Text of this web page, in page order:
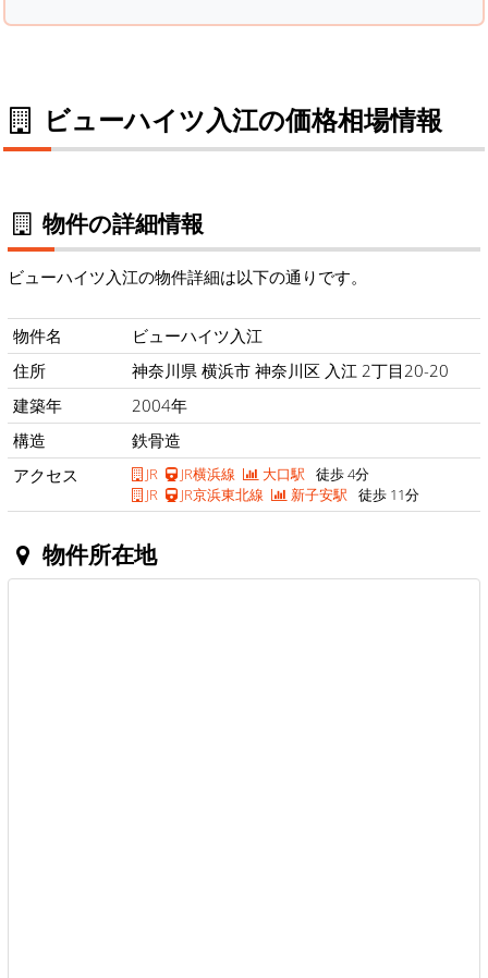
ビューハイツ入江の価格相場情報
物件の詳細情報
ビューハイツ入江の物件詳細は以下の通りです。
物件名
ビューハイツ入江
住所
神奈川県 横浜市 神奈川区 入江 2丁目20-20
建築年
2004年
構造
鉄骨造
アクセス
JR JR横浜線 大口駅 徒歩 4分
JR
JR京浜東北線 新子安駅 徒歩 11分
物件所在地